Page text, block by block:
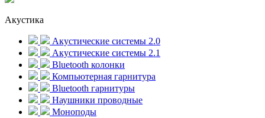
Акустика
Акустические системы 2.0
Акустические системы 2.1
Bluetooth колонки
Компьютерная гарнитура
Bluetooth гарнитуры
Наушники проводные
Моноподы